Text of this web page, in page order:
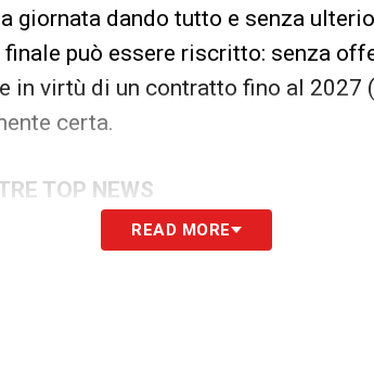
giornata dando tutto e senza
può essere riscritto: senza
in virtù di un contratto fino al 2027
certa.
TOP NEWS
READ MORE